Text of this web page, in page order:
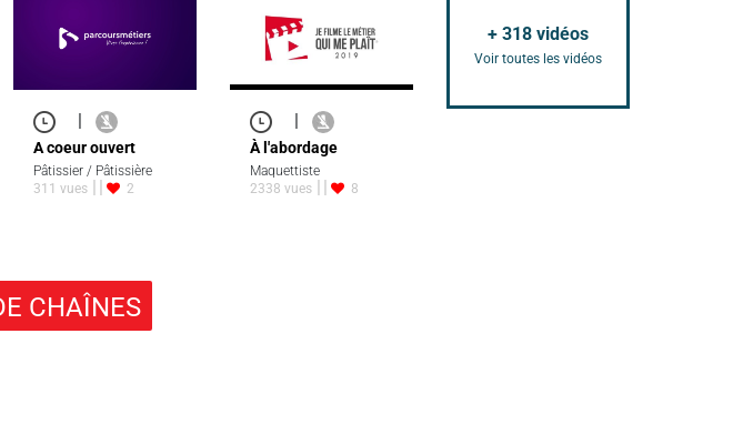
|
A coeur ouvert
Pâtissier / Pâtissière
311 vues
2
À l'abordage
Maquettiste
2338 vues
8
+ 318 vidéos
Voir toutes les vidéos
CHAÎNES